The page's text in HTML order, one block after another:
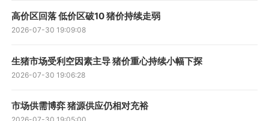
高价区回落 低价区破10 猪价持续走弱
2026-07-30 19:09:08
生猪市场受利空因素主导 猪价重心持续小幅下探
2026-07-30 19:06:28
市场供需博弈 猪源供应仍相对充裕